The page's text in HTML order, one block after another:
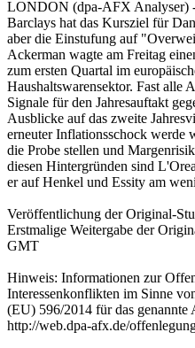
LONDON (dpa-AFX Analyser)
Barclays hat das Kursziel für
aber die Einstufung auf
Ackerman wagte am Freitag
zum ersten Quartal im
Haushaltswarensektor. Fast alle
Signale für den Jahresauftakt
Ausblicke auf das zweite
erneuter Inflationsschock werde
die Probe stellen und
diesen Hintergründen sind
er auf Henkel und Essity am
Veröffentlichung der Original-
Erstmalige Weitergabe der
GMT
Hinweis: Informationen zur
Interessenkonflikten im Sinne
(EU) 596/2014 für das genannte
http://web.dpa-afx.de/